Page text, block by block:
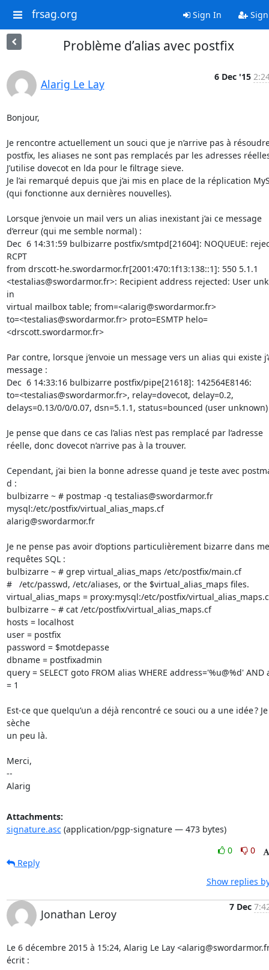
frsag.org Sign In Sign
Problème d’alias avec postfix
Alarig Le Lay
6 Dec '15
Bonjour,
Je rencontre actuellement un souci que je n’arrive pas à
postfix, les aliases ne sont pas remplacés par les adresses
J’utilise dovecot en lda pour le filtrage sieve.
Je l’ai remarqué depuis que j’ai mis en place de la réplication
(qui fonctionne aux dernières nouvelles).
Lorsque j’envoie un mail vers un alias inexistant j’ai ce message
d’erreur (qui me semble normal) :
Dec  6 14:31:59 bulbizarre postfix/smtpd[21604]: NOQUEUE:
RCPT
from drscott-he.swordarmor.fr[2001:470:1f13:138::1]: 550 5.1.1
<testalias@swordarmor.fr>: Recipient address rejected: User
in
virtual mailbox table; from=<alarig@swordarmor.fr>
to=<testalias@swordarmor.fr> proto=ESMTP helo=
<drscott.swordarmor.fr>
Par contre, lorsque j’envoie un message vers un alias qui existe
message :
Dec  6 14:33:16 bulbizarre postfix/pipe[21618]: 142564E8146:
to=<testalias@swordarmor.fr>, relay=dovecot, delay=0.2,
delays=0.13/0/0/0.07, dsn=5.1.1, status=bounced (user unknown)
Je pense que dans ce cas l’alias n’est pas remplacé par l’adresse
réelle, donc dovecot n’arrive pas à la trouver.
Cependant, j’ai bien la bonne adresse quand je teste avec
d :
bulbizarre ~ # postmap -q testalias@swordarmor.fr
mysql:/etc/postfix/virtual_alias_maps.cf
alarig@swordarmor.fr
Je ne pense pas avoir d’options particulièrement bizarre dans
requêtes SQL :
bulbizarre ~ # grep virtual_alias_maps /etc/postfix/main.cf
#   /etc/passwd, /etc/aliases, or the $virtual_alias_maps files.
virtual_alias_maps = proxy:mysql:/etc/postfix/
bulbizarre ~ # cat /etc/postfix/virtual_alias_maps.cf
hosts = localhost
user = postfix
password = $motdepasse
dbname = postfixadmin
query = SELECT goto FROM alias WHERE address='%u@%d' AND
= 1
Est-ce que quelqu’un a déjà rencontré ce souci ou a une idée ? Je
sèche
un peu là.
Merci,
--
Alarig
Attachments:
signature.asc(application/pgp-signature — 473 bytes)
0
0
Reply
Show replies
Jonathan Leroy
7 Dec
Le 6 décembre 2015 à 15:24, Alarig Le Lay
écrit :